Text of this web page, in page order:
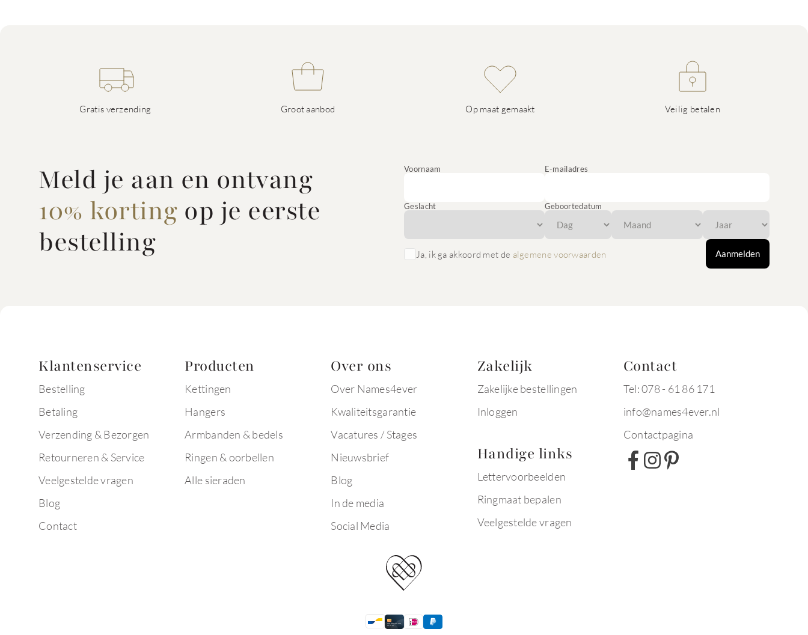
Gratis verzending Groot aanbod Op maat gemaakt Veilig betalen
Meld je aan en ontvang
10% korting op je eerste
bestelling
Voornaam E-mailadres
Geslacht Geboortedatum
Ja, ik ga akkoord met de algemene voorwaarden Aanmelden
Klantenservice
Bestelling
Betaling
Verzending & Bezorgen
Retourneren & Service
Veelgestelde vragen
Blog
Contact
Producten
Kettingen
Hangers
Armbanden & bedels
Ringen & oorbellen
Alle sieraden
Over ons
Over Names4ever
Kwaliteitsgarantie
Vacatures / Stages
Nieuwsbrief
Blog
In de media
Social Media
Zakelijk
Zakelijke bestellingen
Inloggen
Handige links
Lettervoorbeelden
Ringmaat bepalen
Veelgestelde vragen
Contact
Tel: 078 - 61 86 171
info@names4ever.nl
Contactpagina